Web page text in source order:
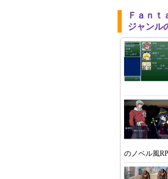
Ｆａｎ
ジャンル
のノベル風